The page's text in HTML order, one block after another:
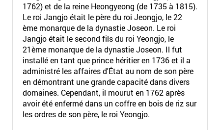
1762) et de la reine Heongyeong (de 1735 à 1815).
Le roi Jangjo était le père du roi Jeongjo, le 22
ème monarque de la dynastie Joseon. Le roi
Jangjo était le second fils du roi Yeongjo, le
21ème monarque de la dynastie Joseon. Il fut
installé en tant que prince héritier en 1736 et il a
administré les affaires d'État au nom de son père
en démontrant une grande capacité dans divers
domaines. Cependant, il mourut en 1762 après
avoir été enfermé dans un coffre en bois de riz sur
les ordres de son père, le roi Yeongjo.